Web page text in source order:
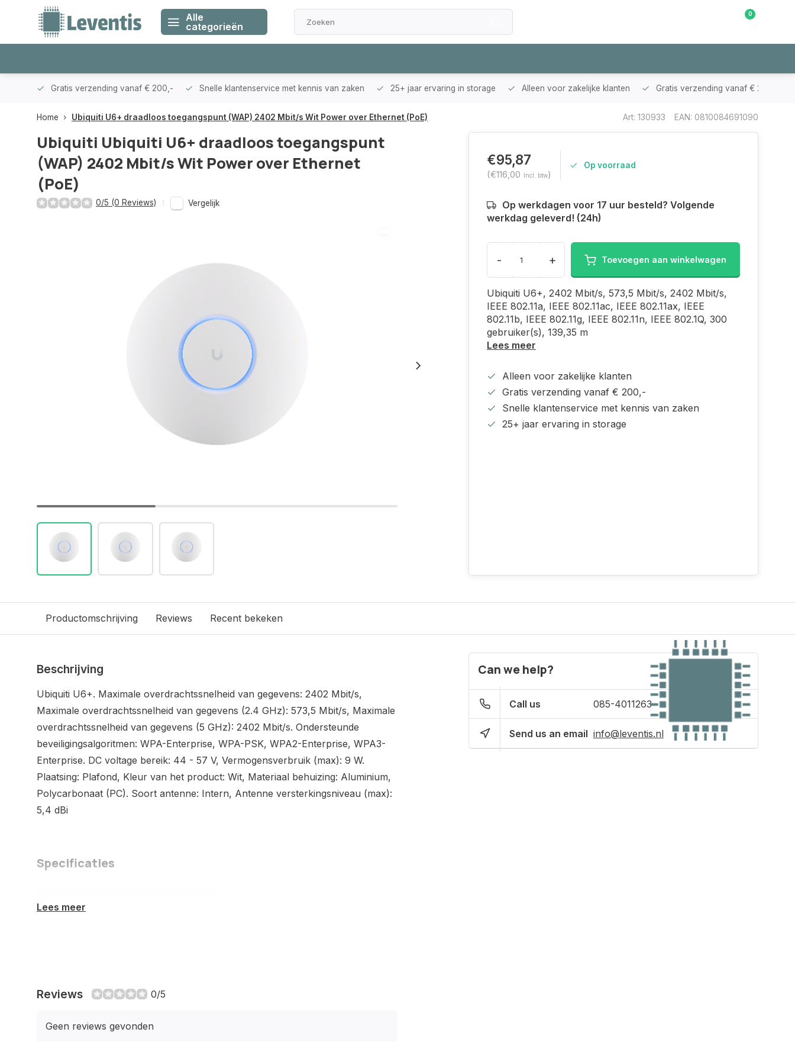
Alle
categorieën
0
Gratis verzending vanaf € 200,- Snelle klantenservice met kennis van zaken 25+ jaar ervaring in storage Alleen voor zakelijke klanten Gratis verzending vanaf € 200,-
Home Ubiquiti U6+ draadloos toegangspunt (WAP) 2402 Mbit/s Wit Power over Ethernet (PoE) Art: 130933 EAN: 0810084691090
Ubiquiti Ubiquiti U6+ draadloos toegangspunt
(WAP) 2402 Mbit/s Wit Power over Ethernet
(PoE)
0/5 (0 Reviews) Vergelijk
€95,87
(€116,00 Incl. btw)
Op voorraad
Op werkdagen voor 17 uur besteld? Volgende
werkdag geleverd! (24h)
- + Toevoegen aan winkelwagen
Ubiquiti U6+, 2402 Mbit/s, 573,5 Mbit/s, 2402 Mbit/s,
IEEE 802.11a, IEEE 802.11ac, IEEE 802.11ax, IEEE
802.11b, IEEE 802.11g, IEEE 802.11n, IEEE 802.1Q, 300
gebruiker(s), 139,35 m
Lees meer
Alleen voor zakelijke klanten
Gratis verzending vanaf € 200,-
Snelle klantenservice met kennis van zaken
25+ jaar ervaring in storage
Productomschrijving Reviews Recent bekeken
Beschrijving
Ubiquiti U6+. Maximale overdrachtssnelheid van gegevens: 2402 Mbit/s,
Maximale overdrachtssnelheid van gegevens (2.4 GHz): 573,5 Mbit/s, Maximale
overdrachtssnelheid van gegevens (5 GHz): 2402 Mbit/s. Ondersteunde
beveiligingsalgoritmen: WPA-Enterprise, WPA-PSK, WPA2-Enterprise, WPA3-
Enterprise. DC voltage bereik: 44 - 57 V, Vermogensverbruik (max): 9 W.
Plaatsing: Plafond, Kleur van het product: Wit, Materiaal behuizing: Aluminium,
Polycarbonaat (PC). Soort antenne: Intern, Antenne versterkingsniveau (max):
5,4 dBi
Specificaties
Kenmerken
6 GHz
Maximale
2402 Mbit/s
Lees meer
Reviews 0/5
Geen reviews gevonden
Can we help?
Call us 085-4011263
Send us an email info@leventis.nl